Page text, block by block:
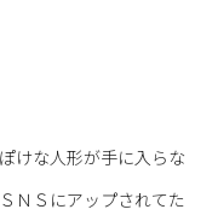
けな人形が手に入らな
ＮＳにアップされてた